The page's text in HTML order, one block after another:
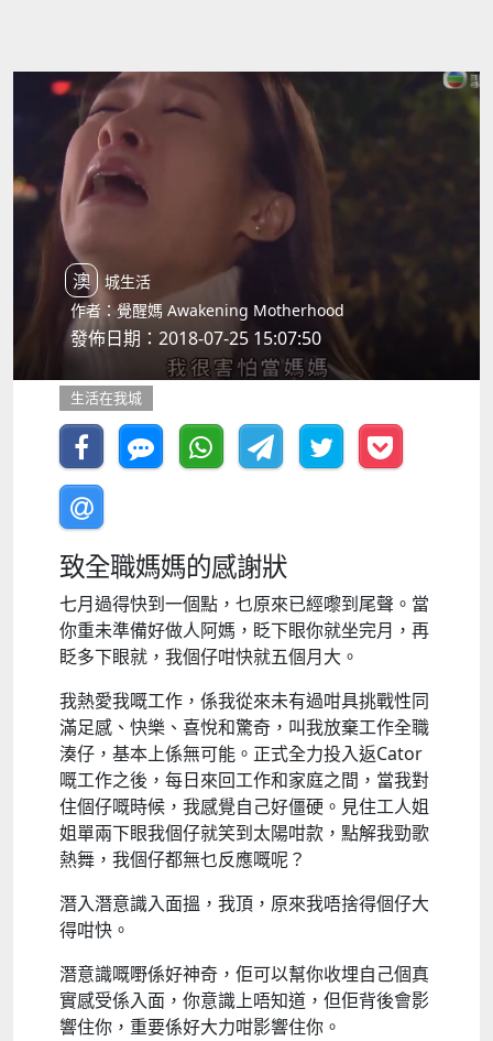
澳城生活
作者：覺醒媽 Awakening Motherhood
發佈日期：2018-07-25 15:07:50
生活在我城
致全職媽媽的感謝狀
七月過得快到一個點，乜原來已經嚟到尾聲。當
你重未準備好做人阿媽，眨下眼你就坐完月，再
眨多下眼就，我個仔咁快就五個月大。
我熱愛我嘅工作，係我從來未有過咁具挑戰性同
滿足感、快樂、喜悅和驚奇，叫我放棄工作全職
湊仔，基本上係無可能。正式全力投入返Cator
嘅工作之後，每日來回工作和家庭之間，當我對
住個仔嘅時候，我感覺自己好僵硬。見住工人姐
姐單兩下眼我個仔就笑到太陽咁款，點解我勁歌
熱舞，我個仔都無乜反應嘅呢？
潛入潛意識入面搵，我頂，原來我唔捨得個仔大
得咁快。
潛意識嘅嘢係好神奇，佢可以幫你收埋自己個真
實感受係入面，你意識上唔知道，但佢背後會影
響住你，重要係好大力咁影響住你。